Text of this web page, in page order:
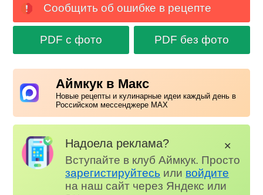
Сообщить об ошибке в рецепте
PDF с фото PDF без фото
Аймкук в Макс
Новые рецепты и кулинарные идеи каждый день в
Российском мессенджере MAX
Надоела реклама?
Вступайте в клуб Аймкук. Просто
зарегистируйтесь или войдите
на наш сайт через Яндекс или
✕